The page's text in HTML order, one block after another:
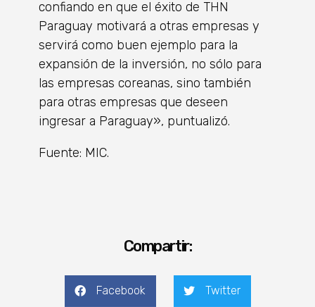
confiando en que el éxito de THN
Paraguay motivará a otras empresas y
servirá como buen ejemplo para la
expansión de la inversión, no sólo para
las empresas coreanas, sino también
para otras empresas que deseen
ingresar a Paraguay», puntualizó.
Fuente: MIC.
Compartir:
Facebook Twitter